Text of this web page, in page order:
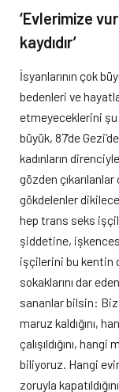
‘Evlerimize
kaydıdır’
İsyanlarının çok
bedenleri ve
etmeyeceklerini şu
büyük, 87’de
kadınların
gözden
gökdelenler
hep trans seks
şiddetine,
işçilerini bu kentin
sokaklarını dar
sananlar bilsin:
maruz kaldığını,
çalışıldığını,
biliyoruz. Hangi
zoruyla